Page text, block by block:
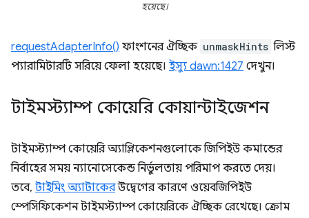
হয়েছে।
requestAdapterInfo() ফাংশনের ঐচ্ছিক unmaskHints লিস্ট
প্যারামিটারটি সরিয়ে ফেলা হয়েছে। ইস্যু dawn:1427 দেখুন।
টাইমস্ট্যাম্প কোয়েরি কোয়ান্টাইজেশন
টাইমস্ট্যাম্প কোয়েরি অ্যাপ্লিকেশনগুলোকে জিপিইউ কমান্ডের
নির্বাহের সময় ন্যানোসেকেন্ড নির্ভুলতায় পরিমাপ করতে দেয়।
তবে, টাইমিং অ্যাটাকেরউদ্বেগের কারণে ওয়েবজিপিইউ
স্পেসিফিকেশন টাইমস্ট্যাম্প কোয়েরিকে ঐচ্ছিক রেখেছে। ক্রোম